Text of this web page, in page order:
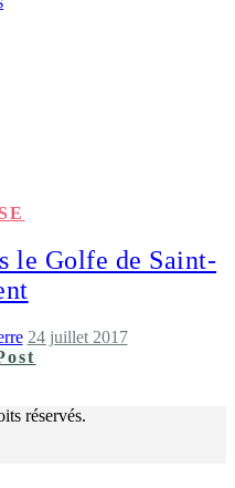
le Golfe de Saint-
24 juillet 2017
réservés.